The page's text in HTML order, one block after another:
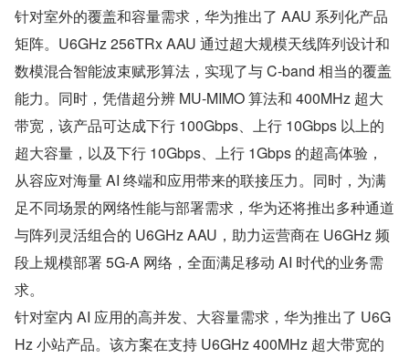
针对室外的覆盖和容量需求，华为推出了 AAU 系列化产品
矩阵。U6GHz 256TRx AAU 通过超大规模天线阵列设计和
数模混合智能波束赋形算法，实现了与 C-band 相当的覆盖
能力。同时，凭借超分辨 MU-MIMO 算法和 400MHz 超大
带宽，该产品可达成下行 100Gbps、上行 10Gbps 以上的
超大容量，以及下行 10Gbps、上行 1Gbps 的超高体验，
从容应对海量 AI 终端和应用带来的联接压力。同时，为满
足不同场景的网络性能与部署需求，华为还将推出多种通道
与阵列灵活组合的 U6GHz AAU，助力运营商在 U6GHz 频
段上规模部署 5G-A 网络，全面满足移动 AI 时代的业务需
求。
针对室内 AI 应用的高并发、大容量需求，华为推出了 U6G
Hz 小站产品。该方案在支持 U6GHz 400MHz 超大带宽的